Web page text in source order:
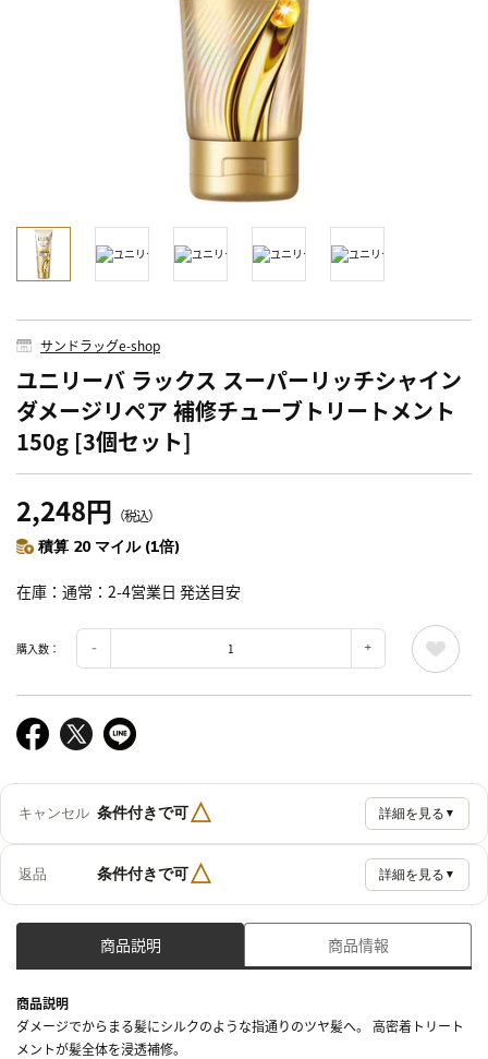
サンドラッグe-shop
ユニリーバ ラックス スーパーリッチシャイン
ダメージリペア 補修チューブトリートメント
150g [3個セット]
2,248円 （税込）
積算 20 マイル (1倍)
在庫 通常：2-4営業日 発送目安
購入数：
キャンセル 条件付きで可△ 詳細を見る ▼
返品 条件付きで可△ 詳細を見る ▼
商品説明 商品情報
商品説明
ダメージでからまる髪にシルクのような指通りのツヤ髪へ。 高密着トリート
メントが髪全体を浸透補修。